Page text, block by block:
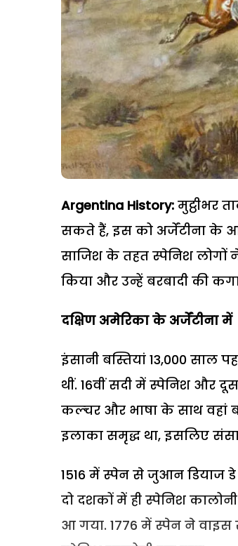
Argentina History: मुट्ठीभर
सकते हैं, इस को अर्जेंटीना के
साजिश के तहत स्पेनिश लोगों
किया और उन्हें बरबादी की
दक्षिण अमेरिका के अर्जेंटीना में
इंसानी बस्तियां 13,000
थीं. 16वीं सदी में स्पेनिश और
कल्चर और भाषा के साथ वहां
इलाका समृद्ध था, इसलिए
1516 में स्पेन से जुआन डियाज
दो दशकों में ही स्पेनिश
आ गया. 1776 में स्पेन ने वाइस